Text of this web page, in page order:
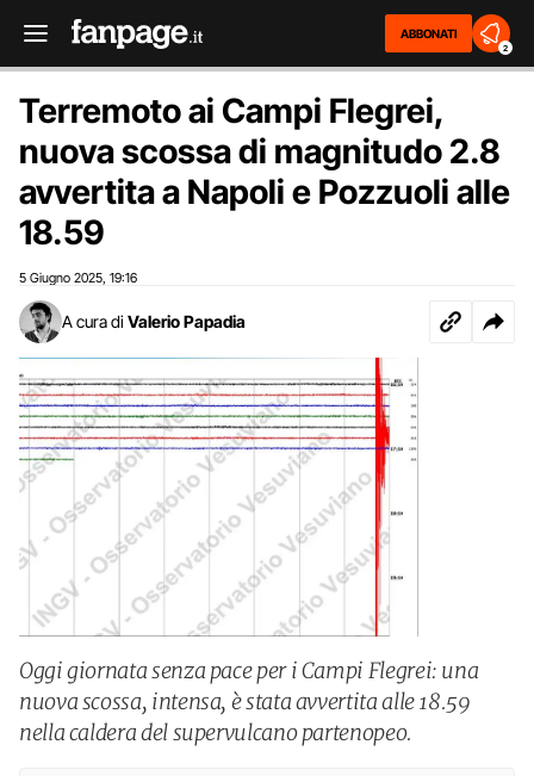
ABBONATI
2
Terremoto ai Campi Flegrei,
nuova scossa di magnitudo 2.8
avvertita a Napoli e Pozzuoli alle
18.59
5 Giugno 2025 19:16
A cura di Valerio Papadia
Oggi giornata senza pace per i Campi Flegrei: una
nuova scossa, intensa, è stata avvertita alle 18.59
nella caldera del supervulcano partenopeo.